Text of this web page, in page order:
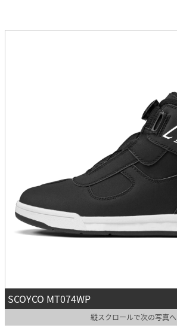
SCOYCO MT074WP
縦スクロールで次の写真へ